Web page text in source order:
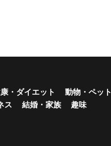
・ダイエット
動物・ペット
ス 結婚・家族
趣味